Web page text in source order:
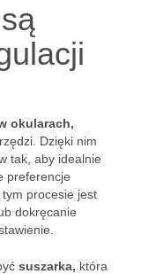
okularach,
Dzięki nim
tak, aby idealnie
preferencje
procesie jest
dokręcanie
suszarka, która